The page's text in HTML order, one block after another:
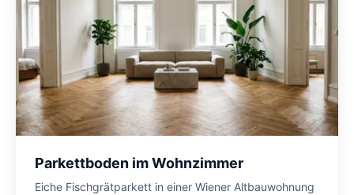
Parkettboden im Wohnzimmer
Eiche Fischgrätparkett in einer Wiener Altbauwohnung